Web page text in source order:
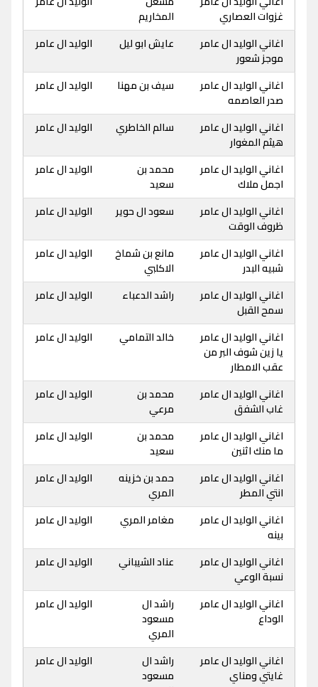
غزوات العصاري
المخاريم
اغاني الوليد ال عامر
موجز شعور
عايش ابو ليل الوليد ال عامر
اغاني الوليد ال عامر
صدر العاصمه
سيف بن مهنا الوليد ال عامر
اغاني الوليد ال عامر
هيثم المغوار
سالم الخاطري الوليد ال عامر
اغاني الوليد ال عامر
اجمل ملاك
محمد بن
سعيد
الوليد ال عامر
اغاني الوليد ال عامر
ظروف الوقت
سعود ال حوير الوليد ال عامر
اغاني الوليد ال عامر
شبيه البدر
مانع بن شماخ
الاكلبي
الوليد ال عامر
اغاني الوليد ال عامر
سمح القبل
راشد الدعباء الوليد ال عامر
اغاني الوليد ال عامر
يا زين شوف البر من
عقب الامطار
خالد التمامي الوليد ال عامر
اغاني الوليد ال عامر
غاب الشفق
محمد بن
مرعي
الوليد ال عامر
اغاني الوليد ال عامر
ما منك اثنين
محمد بن
سعيد
الوليد ال عامر
اغاني الوليد ال عامر
انتي المطر
حمد بن خزينه
المري
الوليد ال عامر
اغاني الوليد ال عامر
بينه
مغامر المري الوليد ال عامر
اغاني الوليد ال عامر
نسبة الوعي
عناد الشيباني الوليد ال عامر
اغاني الوليد ال عامر
الوداع
راشد ال
مسعود
المري
الوليد ال عامر
اغاني الوليد ال عامر
غايتي ومناي
راشد ال
مسعود
الوليد ال عامر